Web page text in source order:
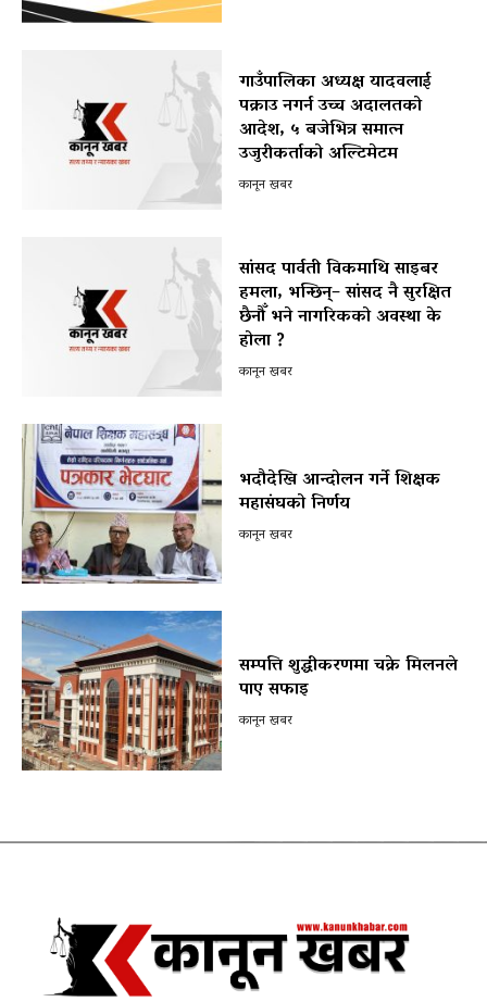
गाउँपालिका अध्यक्ष यादवलाई
पक्राउ नगर्न उच्च अदालतको
आदेश, ५ बजेभित्र समात्न
उजुरीकर्ताको अल्टिमेटम
कानून खबर
सांसद पार्वती विकमाथि साइबर
हमला, भन्छिन्– सांसद नै सुरक्षित
छैनौँ भने नागरिकको अवस्था के
होला ?
कानून खबर
भदौदेखि आन्दोलन गर्ने शिक्षक
महासंघको निर्णय
कानून खबर
सम्पत्ति शुद्धीकरणमा चक्रे मिलनले
पाए सफाइ
कानून खबर